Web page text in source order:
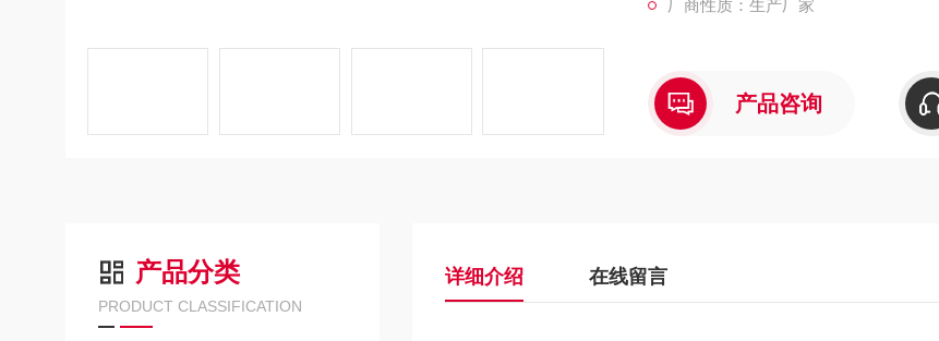
智能型呼吸空气充气系统
干燥与过滤系统
智能型APP一体化充气平台
厂商性质：生产厂家
产品咨询
产品分类
PRODUCT CLASSIFICATION
详细介绍 在线留言